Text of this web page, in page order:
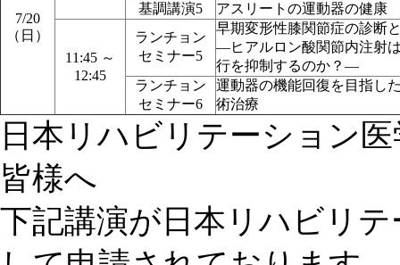
7/20
（日）
基調講演5
アスリートの運動器の健康
11:45 ～
12:45
ランチョン
セミナー5
早期変形性膝関節症の診
―ヒアルロン酸関節内注射
行を抑制するのか？―
ランチョン
セミナー6
運動器の機能回復を目指し
術治療
日本リハビリテーション
皆様へ
下記講演が日本リハビリ